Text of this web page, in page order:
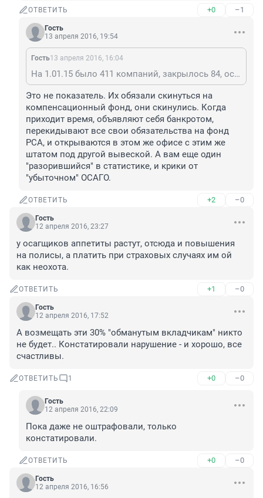
ОТВЕТИТЬ +0 –1
Гость
13 апреля 2016, 19:54
Гость13 апреля 2016, 16:04
На 1.01.15 было 411 компаний, закрылось 84, осталось 327 на 1.01.16
Это не показатель. Их обязали скинуться на
компенсационный фонд, они скинулись. Когда
приходит время, объявляют себя банкротом,
перекидывают все свои обязательства на фонд
РСА, и открываются в этом же офисе с этим же
штатом под другой вывеской. А вам еще один
"разорившийся" в статистике, и крики от
"убыточном" ОСАГО.
ОТВЕТИТЬ +2 –0
Гость
12 апреля 2016, 23:27
у осагщиков аппетиты растут, отсюда и повышения
на полисы, а платить при страховых случаях им ой
как неохота.
ОТВЕТИТЬ +1 –0
Гость
12 апреля 2016, 17:52
А возмещать эти 30% "обманутым вкладчикам" никто
не будет.. Констатировали нарушение - и хорошо, все
счастливы.
ОТВЕТИТЬ 1 +0 –0
Гость
12 апреля 2016, 22:09
Пока даже не оштрафовали, только
констатировали.
ОТВЕТИТЬ +0 –0
Гость
12 апреля 2016, 16:56